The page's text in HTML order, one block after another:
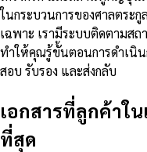
ในกระบวนการของศาลตระ
เฉพาะ เรามีระบบติดตามส
ทำให้คุณรู้ขั้นตอนการดำเนิ
สอบ รับรอง และส่งกลับ
เอกสารที่ลูกค้าใ
ที่สุด